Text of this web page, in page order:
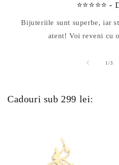
⭐⭐⭐⭐⭐
Bijuteriile sunt superbe, iar
atent! Voi reveni cu
1/din
3
Cadouri sub 299 lei: